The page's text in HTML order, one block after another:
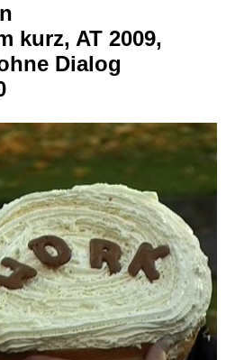
kurz, AT 2009,
Dialog